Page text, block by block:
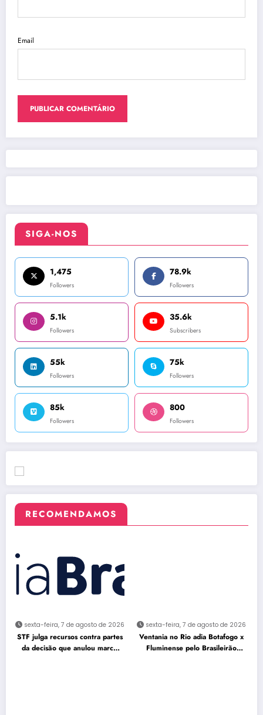
SIGA-NOS
1,475
Followers
78.9k
Followers
5.1k
Followers
35.6k
Subscribers
55k
Followers
75k
Followers
85k
Followers
800
Followers
RECOMENDAMOS
sexta-feira, 7 de agosto de 2026
STF julga recursos contra partes
da decisão que anulou marco
sexta-feira, 7 de agosto de 2026
Ventania no Rio adia Botafogo x
Fluminense pelo Brasileirão
Email